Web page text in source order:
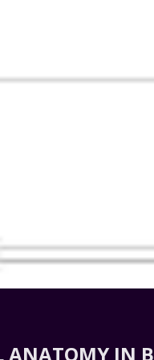
IN